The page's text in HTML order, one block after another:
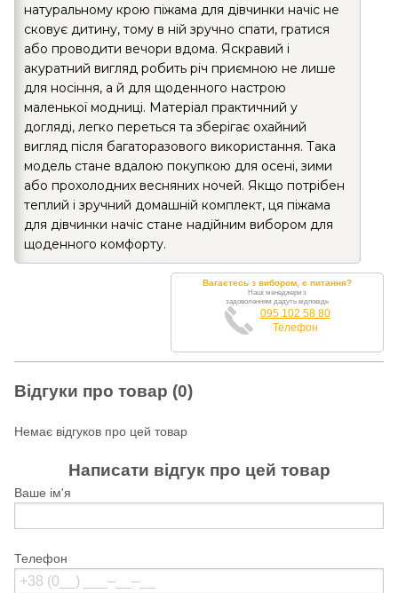
натуральному крою піжама для дівчинки начіс не
сковує дитину, тому в ній зручно спати, гратися
або проводити вечори вдома. Яскравий і
акуратний вигляд робить річ приємною не лише
для носіння, а й для щоденного настрою
маленької модниці. Матеріал практичний у
догляді, легко переться та зберігає охайний
вигляд після багаторазового використання. Така
модель стане вдалою покупкою для осені, зими
або прохолодних весняних ночей. Якщо потрібен
теплий і зручний домашній комплект, ця піжама
для дівчинки начіс стане надійним вибором для
щоденного комфорту.
Вагаєтесь з вибором, є питання?
Наші менеджери з
задоволенням дадуть відповідь
095 102 58 80
Телефон
Відгуки про товар (0)
Немає відгуков про цей товар
Написати відгук про цей товар
Ваше ім'я
Телефон